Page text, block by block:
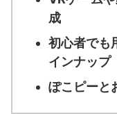
成
初心者でも
インナップ
ぽこピーと